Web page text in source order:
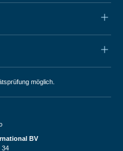
möglich.
BV
34